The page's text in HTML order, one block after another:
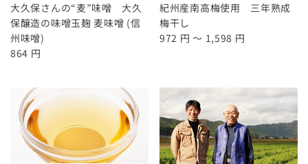
大久保さんの“麦”味噌 大久
保醸造の味噌玉麹 麦味噌 (信
州味噌)
864 円
紀州産南高梅使用 三年熟成
梅干し
972 円 ～ 1,598 円